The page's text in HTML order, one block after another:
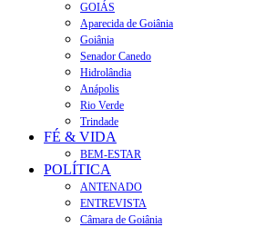
GOIÁS
Aparecida de Goiânia
Goiânia
Senador Canedo
Hidrolândia
Anápolis
Rio Verde
Trindade
FÉ & VIDA
BEM-ESTAR
POLÍTICA
ANTENADO
ENTREVISTA
Câmara de Goiânia